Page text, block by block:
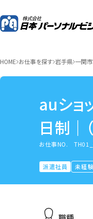
HOME お仕事を探す 岩手県 一関市
auショ
日制｜
お仕事NO.
派遣社員 未経